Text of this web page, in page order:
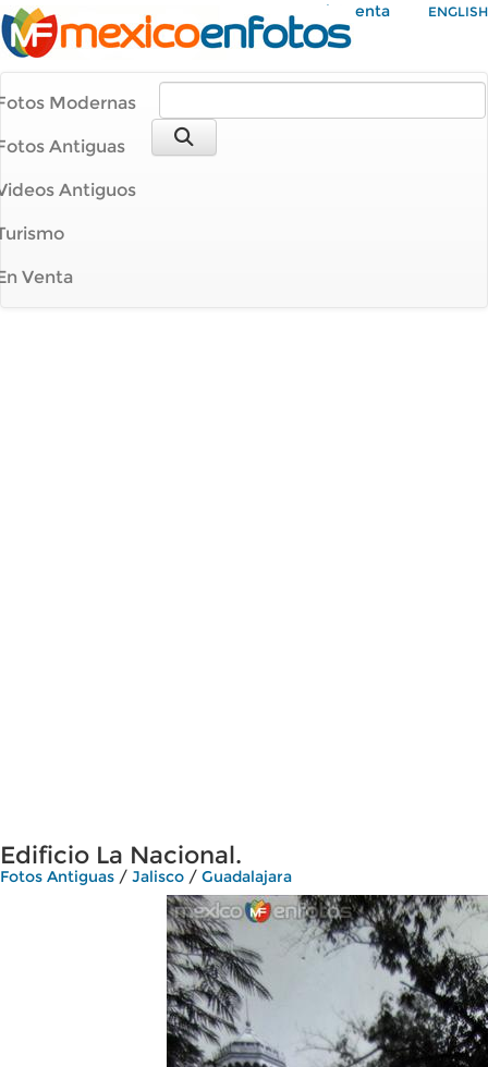
Mi Cuenta ENGLISH
Modernas
Antiguas
Antiguos
Venta
Edificio La Nacional.
Fotos Antiguas / Jalisco / Guadalajara